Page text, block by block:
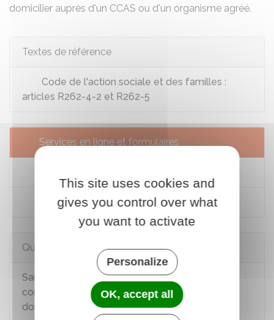
domicilier auprès d'un CCAS ou d'un organisme agréé.
Textes de référence
Code de l'action sociale et des familles :
articles R262-4-2 et R262-5
Services en ligne et formulaires
Demander la prime d'activité
Questions ? Réponses !
Sans domicile stable ou fixe (SDF) : en quoi
consiste la domiciliation (ou élection de
domicile) ?
This site uses cookies and
gives you control over what
you want to activate
Personalize
OK, accept all